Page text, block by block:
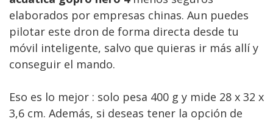
elaborados por empresas chinas. Aun puedes
pilotar este dron de forma directa desde tu
móvil inteligente, salvo que quieras ir más allí y
conseguir el mando.
Eso es lo mejor : solo pesa 400 g y mide 28 x 32 x
3,6 cm. Además, si deseas tener la opción de